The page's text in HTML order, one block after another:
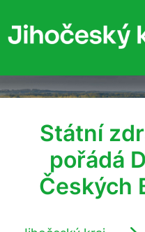
Státní
pořádá
Českých